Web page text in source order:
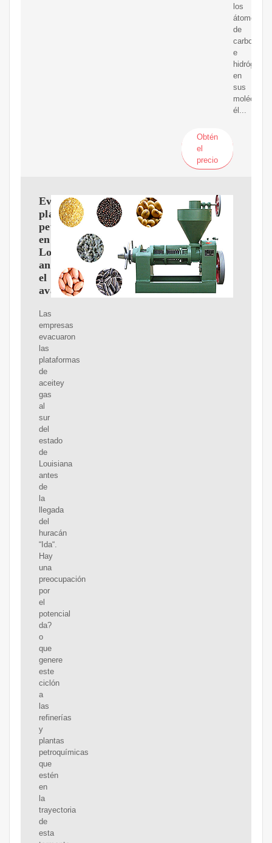
los
átomos
de
carbono
e
hidrógeno
en
sus
moléculas.
él...
Obtén
el
precio
Evacuan
plataformas
petrolíferas
en
Louisiana
ante
el
avance
Las
empresas
evacuaron
las
plataformas
de
aceitey
gas
al
sur
del
estado
de
Louisiana
antes
de
la
llegada
del
huracán
“Ida“.
Hay
una
preocupación
por
el
potencial
da?
o
que
genere
este
ciclón
a
las
refinerías
y
plantas
petroquímicas
que
estén
en
la
trayectoria
de
esta